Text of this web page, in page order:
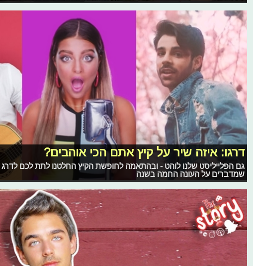
דרגו: איזה שיר על קיץ אתם הכי אוהבים?
גם הפלייליסט שלנו לוהט - ובהתאמה לחופשת הקיץ החלטנו לתת לכם
שמדברים על העונה החמה בשנה